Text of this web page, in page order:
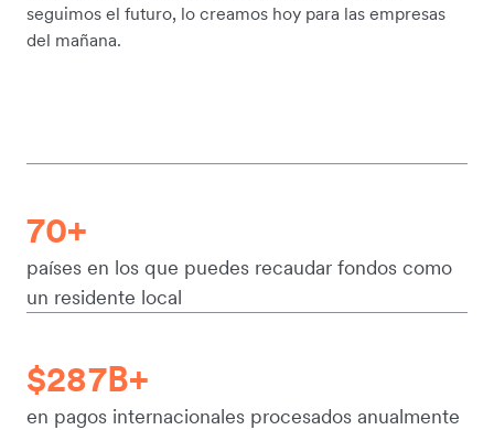
seguimos el futuro, lo creamos hoy para las empresas
del mañana.
70+
países en los que puedes recaudar fondos como
un residente local
$287B+
en pagos internacionales procesados anualmente